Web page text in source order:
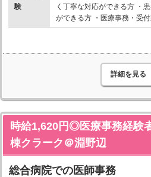
験
く丁寧な対応ができる方 ・
ができる方 ・医療事務・受
詳細を見る
時給1,620円◎医療事務経験
棟クラーク＠淵野辺
総合病院での医師事務